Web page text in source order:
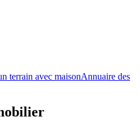
terrain avec maisonAnnuaire des